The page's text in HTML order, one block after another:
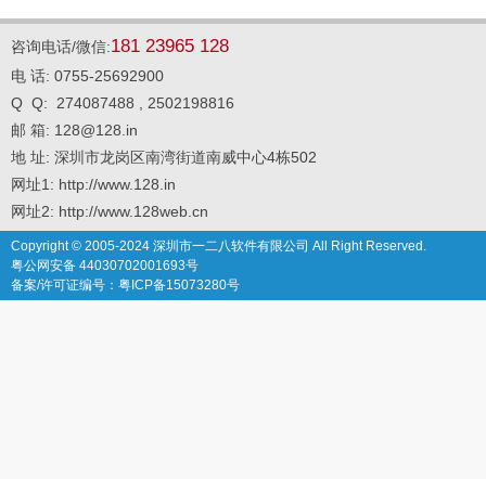
咨询电话/微信:181 23965 128
电 话: 0755-25692900
Q Q: 274087488 , 2502198816
邮 箱: 128@128.in
地 址: 深圳市龙岗区南湾街道南威中心4栋502
网址1: http://www.128.in
网址2: http://www.128web.cn
Copyright © 2005-2024 深圳市一二八软件有限公司 All Right Reserved.
粤公网安备 44030702001693号
备案/许可证编号：粤ICP备15073280号